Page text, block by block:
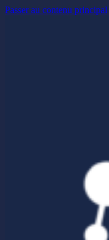
Passer au contenu principal